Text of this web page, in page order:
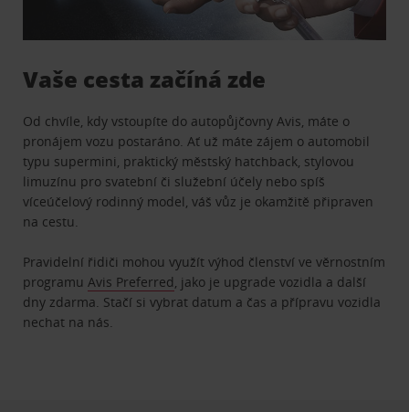
Vaše cesta začíná zde
Od chvíle, kdy vstoupíte do autopůjčovny Avis, máte o
pronájem vozu postaráno. Ať už máte zájem o automobil
typu supermini, praktický městský hatchback, stylovou
limuzínu pro svatební či služební účely nebo spíš
víceúčelový rodinný model, váš vůz je okamžitě připraven
na cestu.
Pravidelní řidiči mohou využít výhod členství ve věrnostním
programuAvis Preferred, jako je upgrade vozidla a další
dny zdarma. Stačí si vybrat datum a čas a přípravu vozidla
nechat na nás.